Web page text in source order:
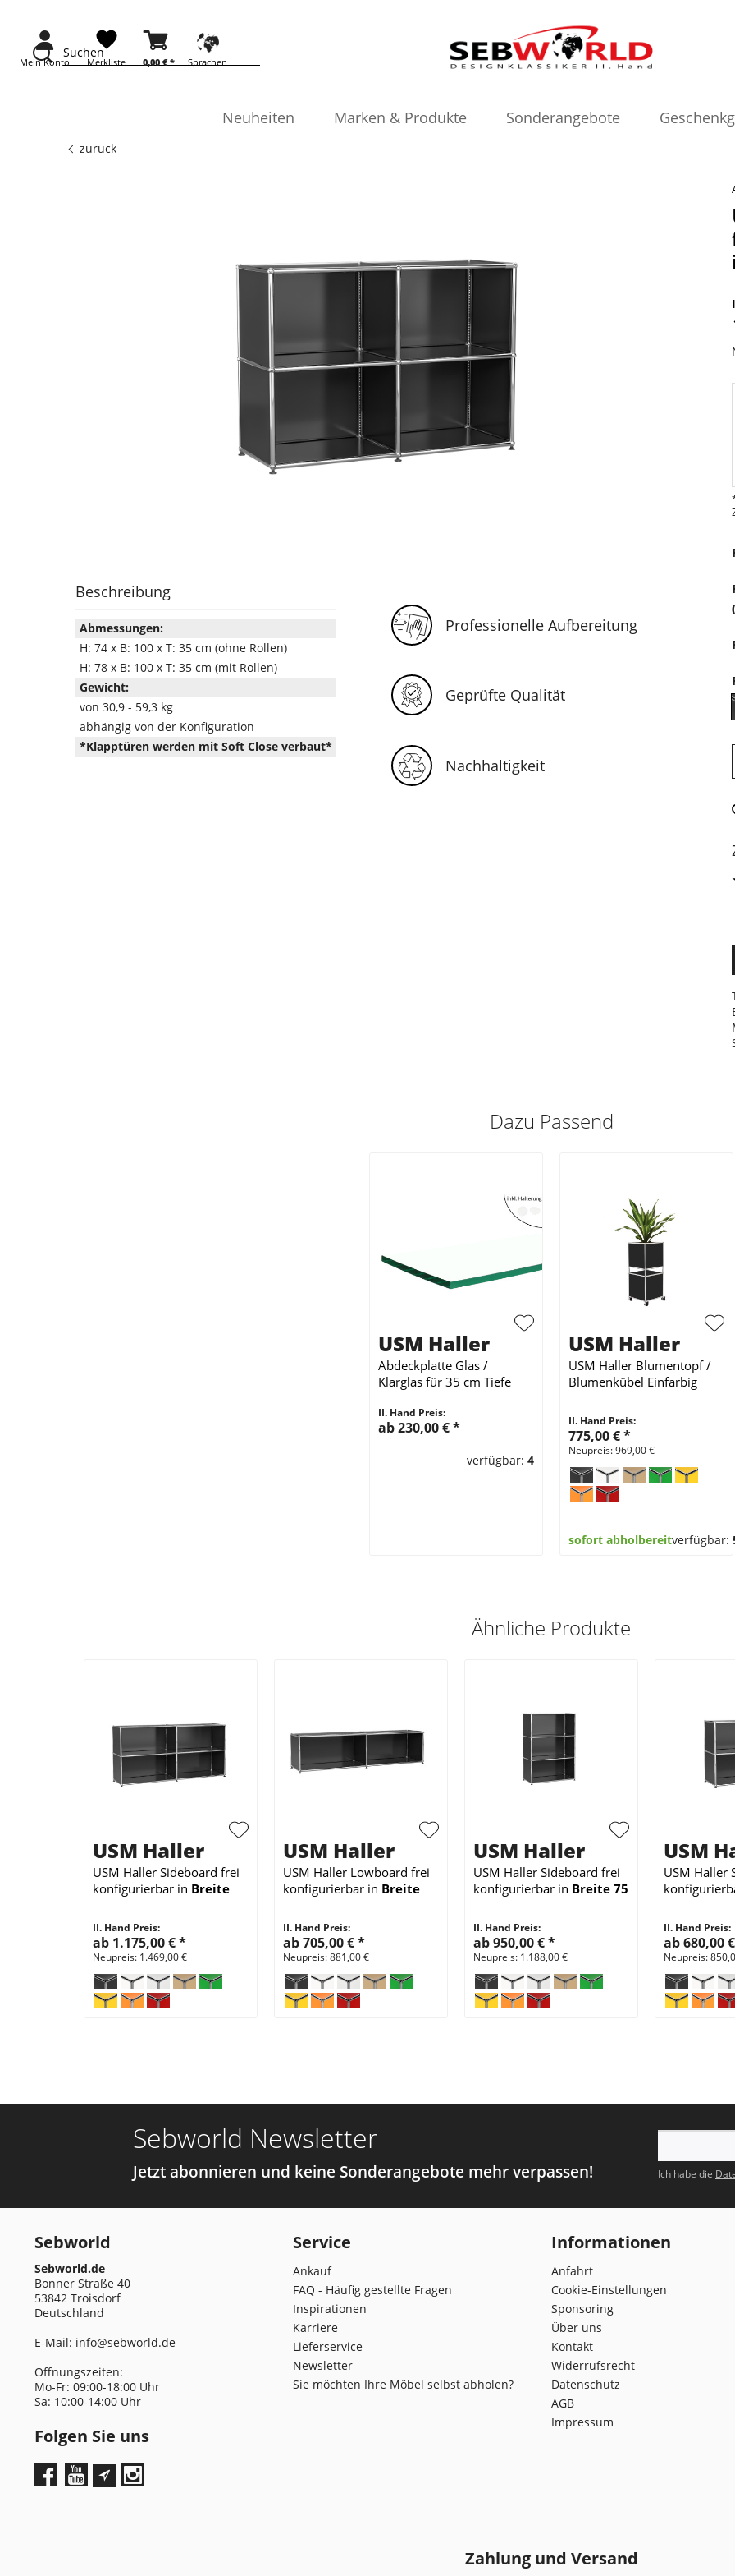
Suchen
Mein Konto 0,00 €*
Merkliste Sprachen
Neuheiten Marken & Produkte Sonderangebote
zurück
Beschreibung
Abmessungen:
H: 74 x B: 100 x T: 35 cm (ohne Rollen)
H: 78 x B: 100 x T: 35 cm (mit Rollen)
Gewicht:
von 30,9 - 59,3 kg
abhängig von der Konfiguration
*Klapptüren werden mit Soft Close verbaut*
Professionelle Aufbereitung
Geprüfte Qualität
Nachhaltigkeit
Dazu Passend
USM Haller
Abdeckplatte Glas /
Klarglas für 35 cm Tiefe
II. Hand Preis:
ab 230,00 €*
verfügbar: 4
USM Haller
USM Haller Blumentopf /
Blumenkübel Einfarbig
II. Hand Preis:
775,00 €*
Neupreis: 969,00 €
sofort abholbereitverfügbar:
Ähnliche Produkte
USM Haller
USM Haller Sideboard frei
konfigurierbar in Breite
II. Hand Preis:
ab 1.175,00 €*
Neupreis: 1.469,00 €
USM Haller
USM Haller Lowboard frei
konfigurierbar in Breite
II. Hand Preis:
ab 705,00 €*
Neupreis: 881,00 €
USM Haller
USM Haller Sideboard frei
konfigurierbar in Breite 75
II. Hand Preis:
ab 950,00 €*
Neupreis: 1.188,00 €
USM
USM Haller
II. Hand Preis:
ab 680,00
Neupreis:
Sebworld Newsletter
Jetzt abonnieren und keine Sonderangebote mehr verpassen! Ich habe die
Sebworld
Sebworld.de
Bonner Straße 40
53842 Troisdorf
Deutschland
E-Mail: info@sebworld.de
Öffnungszeiten:
Mo-Fr: 09:00-18:00 Uhr
Sa: 10:00-14:00 Uhr
Folgen Sie uns
Service
Ankauf
FAQ - Häufig gestellte Fragen
Inspirationen
Karriere
Lieferservice
Newsletter
Sie möchten Ihre Möbel selbst abholen?
Informationen
Anfahrt
Cookie-Einstellungen
Sponsoring
Über uns
Kontakt
Widerrufsrecht
Datenschutz
AGB
Impressum
Zahlung und Versand